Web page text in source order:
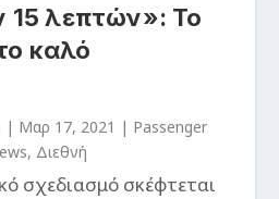
15 λεπτών»: Το
καλό
| Μαρ 17, 2021 | Passenger
, Διεθνή
σχεδιασμό σκέφτεται